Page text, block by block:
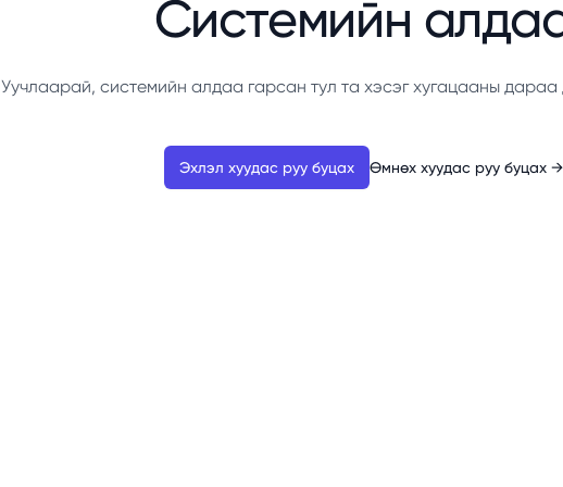
Системийн
Уучлаарай, системийн алдаа гарсан тул та хэсэг хугацааны
Эхлэл хуудас руу буцах Өмнөх хуудас руу буцах →